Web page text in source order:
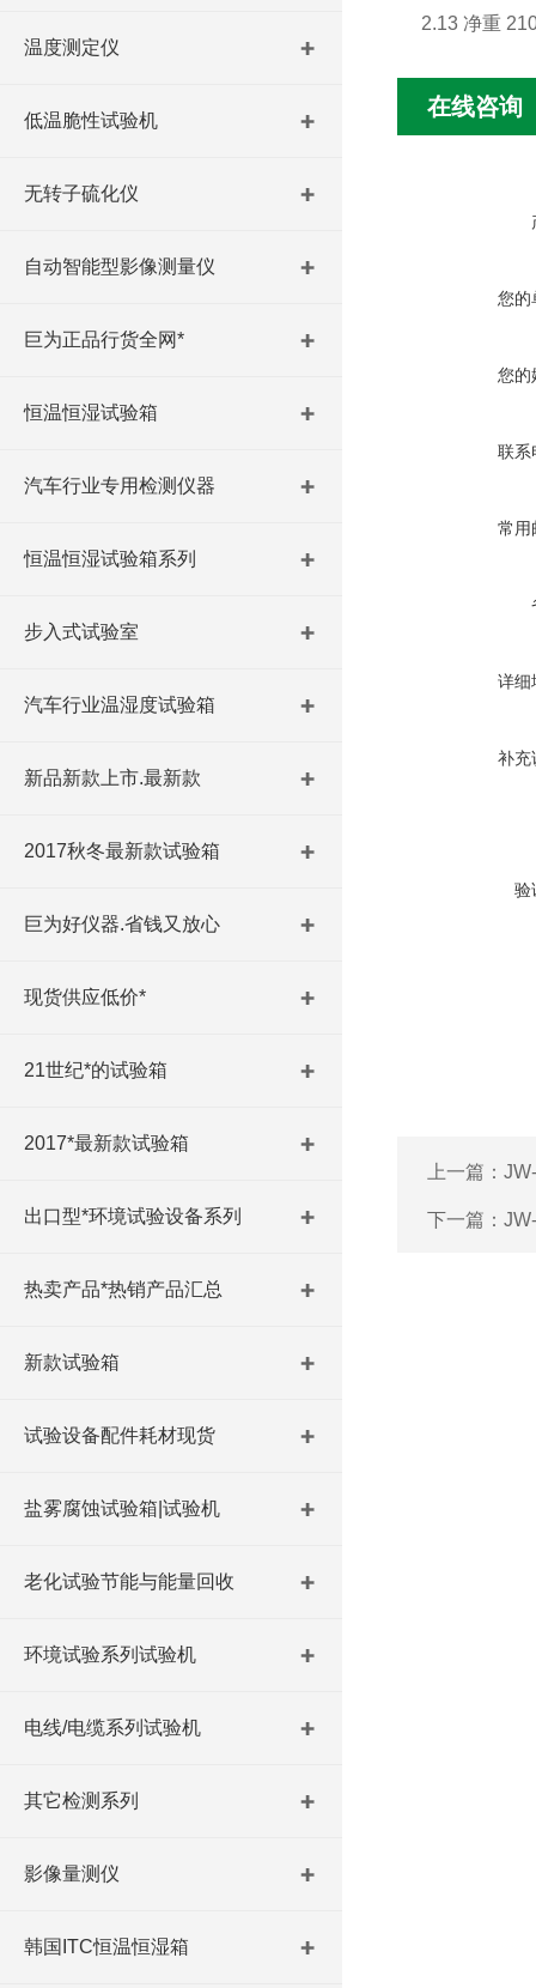
温度测定仪
低温脆性试验机
无转子硫化仪
自动智能型影像测量仪
巨为正品行货全网*
恒温恒湿试验箱
汽车行业专用检测仪器
恒温恒湿试验箱系列
步入式试验室
汽车行业温湿度试验箱
新品新款上市.最新款
2017秋冬最新款试验箱
巨为好仪器.省钱又放心
现货供应低价*
21世纪*的试验箱
2017*最新款试验箱
出口型*环境试验设备系列
热卖产品*热销产品汇总
新款试验箱
试验设备配件耗材现货
盐雾腐蚀试验箱|试验机
老化试验节能与能量回收
环境试验系列试验机
电线/电缆系列试验机
其它检测系列
影像量测仪
韩国ITC恒温恒湿箱
2.13 净重
在线咨询
您的
您的
联系
常用
详细
补充
验
上一篇：
下一篇：